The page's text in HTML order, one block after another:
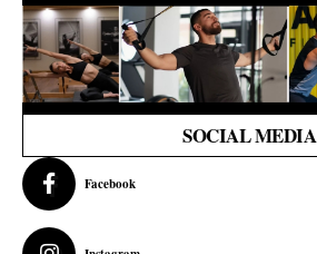
SOCIAL MEDIA
Facebook